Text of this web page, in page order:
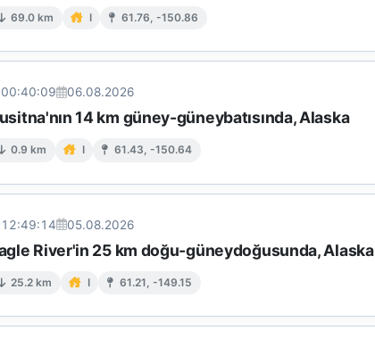
69.0 km I 61.76, -150.86
00:40:09 06.08.2026
14 km güney-güneybatısında, Alaska
0.9 km I 61.43, -150.64
12:49:14 05.08.2026
River'in 25 km doğu-güneydoğusunda, Alaska
25.2 km I 61.21, -149.15